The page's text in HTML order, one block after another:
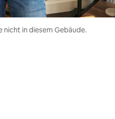
nicht in diesem Gebäude.